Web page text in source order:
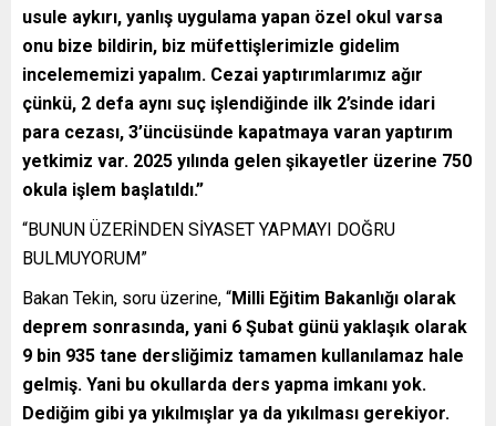
usule aykırı, yanlış uygulama yapan özel okul varsa
onu bize bildirin, biz müfettişlerimizle gidelim
incelememizi yapalım. Cezai yaptırımlarımız ağır
çünkü, 2 defa aynı suç işlendiğinde ilk 2’sinde idari
para cezası, 3’üncüsünde kapatmaya varan yaptırım
yetkimiz var. 2025 yılında gelen şikayetler üzerine 750
okula işlem başlatıldı.”
“BUNUN ÜZERİNDEN SİYASET YAPMAYI DOĞRU
BULMUYORUM”
Bakan Tekin, soru üzerine, “Milli Eğitim Bakanlığı olarak
deprem sonrasında, yani 6 Şubat günü yaklaşık olarak
9 bin 935 tane dersliğimiz tamamen kullanılamaz hale
gelmiş. Yani bu okullarda ders yapma imkanı yok.
Dediğim gibi ya yıkılmışlar ya da yıkılması gerekiyor.